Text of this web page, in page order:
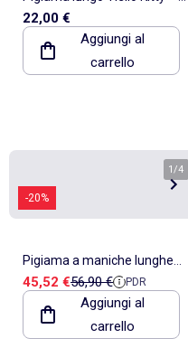
pezzi
22,00 €
Aggiungi al
carrello
-20%
1 /4
Pigiama a maniche lunghe
con scollo a V da donna
ADMAS La Vie Est Belle
Prezzo di vendita
45,52 €Prezzo di riferimento
56,90 € PDR
Aggiungi al
carrello